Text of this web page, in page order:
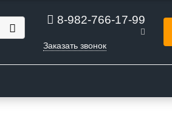
8-982-766-17-99
Заказать звонок